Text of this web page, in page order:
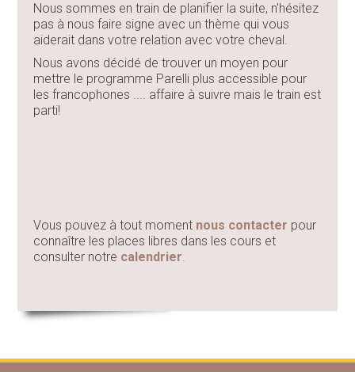
Nous sommes en train de planifier la suite, n'hésitez
pas à nous faire signe avec un thème qui vous
aiderait dans votre relation avec votre cheval.
Nous avons décidé de trouver un moyen pour
mettre le programme Parelli plus accessible pour
les francophones .... affaire à suivre mais le train est
parti!
Vous pouvez à tout moment nous contacter pour
connaître les places libres dans les cours et
consulter notre calendrier.